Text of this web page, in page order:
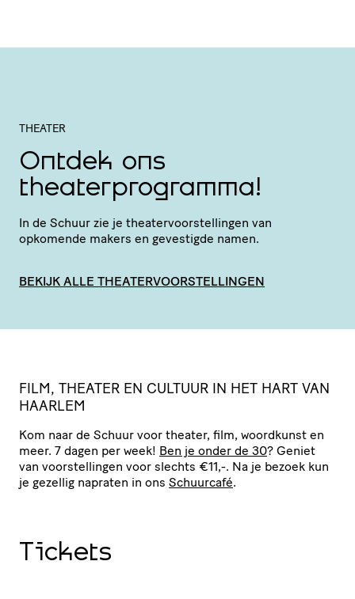
THEATER
Ontdek ons
theaterprogramma!
In de Schuur zie je thea­ter­voor­stel­lingen van
opkomende makers en gevestigde namen.
BEKIJK ALLE THEATERVOORSTELLINGEN
FILM, THEATER EN CULTUUR IN HET HART VAN
HAARLEM
Kom naar de Schuur voor theater, film, woordkunst en
meer. 7 dagen per week! Ben je onder de 30? Geniet
van voor­stel­lingen voor slechts €11,-. Na je bezoek kun
je gezellig napraten in ons Schuurcafé.
Tickets